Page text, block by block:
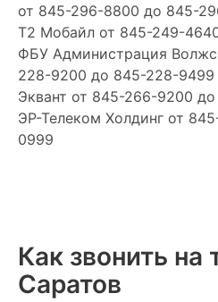
от 845-296-8800 до 845-
Т2 Мобайл от 845-249-
ФБУ Администрация
228-9200 до 845-228-9499
Эквант от 845-266-9200
ЭР-Телеком Холдинг от
0999
Как звонить на
Саратов